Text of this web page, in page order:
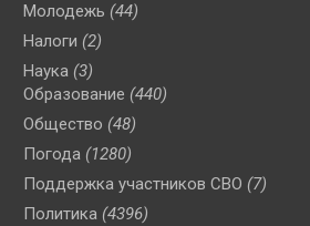
Молодежь (44)
Налоги (2)
Наука (3)
Образование (440)
Общество (48)
Погода (1280)
Поддержка участников СВО (7)
Политика (4396)